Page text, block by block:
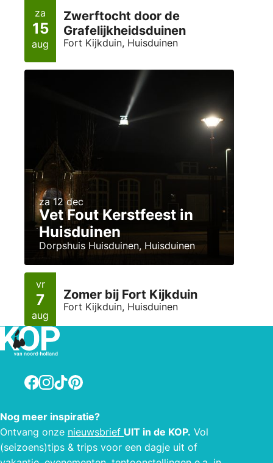
za
15
aug
Zwerftocht door de
Grafelijkheidsduinen
Fort Kijkduin, Huisduinen
za 12 dec
Vet Fout Kerstfeest in
Huisduinen
Dorpshuis Huisduinen, Huisduinen
vr
7
aug
Zomer bij Fort Kijkduin
Fort Kijkduin, Huisduinen
Facebook
Instagram
TikTokPinterest
Nog meer inspiratie?
Ontvang onze nieuwsbrief UIT in de KOP. Vol
(seizoens)tips & trips voor een dagje uit of